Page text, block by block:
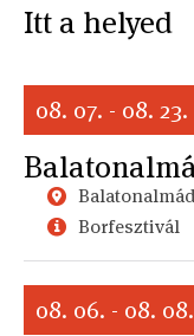
Itt a helyed
08. 07. - 08. 23.
Borfesztivál
08. 06. - 08. 08.